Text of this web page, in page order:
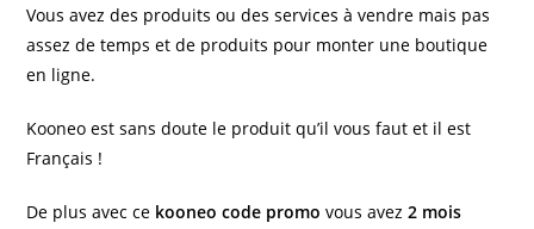
Vous avez des produits ou des services à vendre mais pas
assez de temps et de produits pour monter une boutique
en ligne.
Kooneo est sans doute le produit qu’il vous faut et il est
Français !
De plus avec ce kooneo code promo vous avez 2 mois